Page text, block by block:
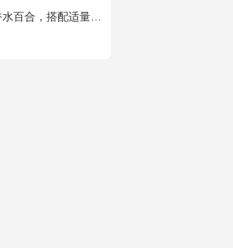
配适量石竹梅、黄莺。